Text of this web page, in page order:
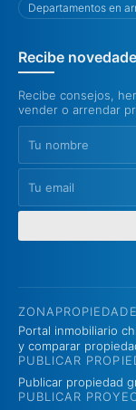
Departamentos en
Recibe
Recibe consejos,
vender o arrendar
Portal inmobiliario
y comparar
PUBLICAR
Publicar propiedad
PUBLICAR